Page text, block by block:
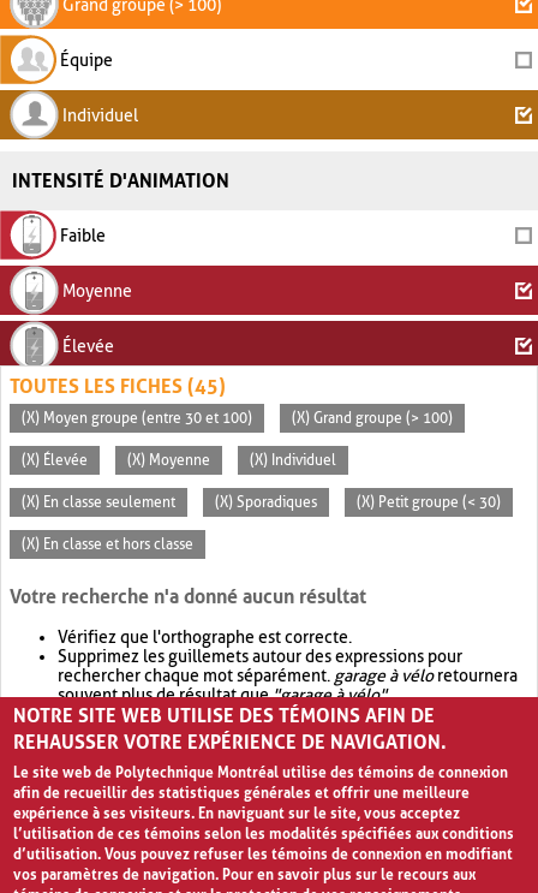
Grand groupe (> 100)
Équipe
Individuel
INTENSITÉ D'ANIMATION
Faible
Moyenne
Élevée
TOUTES LES FICHES (45)
(X) Moyen groupe (entre 30 et 100) (X) Grand groupe (> 100)
(X) Élevée (X) Moyenne (X) Individuel
(X) En classe seulement (X) Sporadiques (X) Petit groupe (< 30)
(X) En classe et hors classe
Votre recherche n'a donné aucun résultat
Vérifiez que l'orthographe est correcte.
Supprimez les guillemets autour des expressions pour
rechercher chaque mot séparément. garage à véloretournera
souvent plus de résultat que"garage à vélo".
Envisagez d'élargir votre recherche avec OR.garage OR vélo
retournera souvent plus de résultat quegarage à vélo
NOTRE SITE WEB UTILISE DES TÉMOINS AFIN DE
REHAUSSER VOTRE EXPÉRIENCE DE NAVIGATION.
Le site web de Polytechnique Montréal utilise des témoins de connexion
afin de recueillir des statistiques générales et offrir une meilleure
expérience à ses visiteurs. En naviguant sur le site, vous acceptez
l’utilisation de ces témoins selon les modalités spécifiées aux conditions
d’utilisation. Vous pouvez refuser les témoins de connexion en modifiant
vos paramètres de navigation. Pour en savoir plus sur le recours aux